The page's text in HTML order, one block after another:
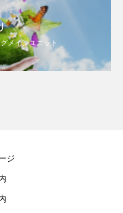
メインユニット
ジ